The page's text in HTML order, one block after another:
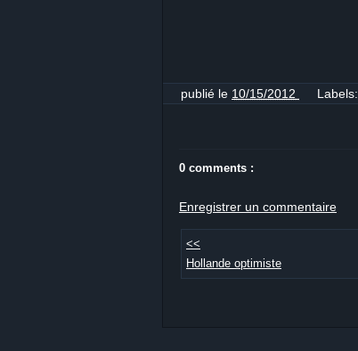
publié le 10/15/2012 Labels:
0 comments :
Enregistrer un commentaire
<<
Hollande optimiste